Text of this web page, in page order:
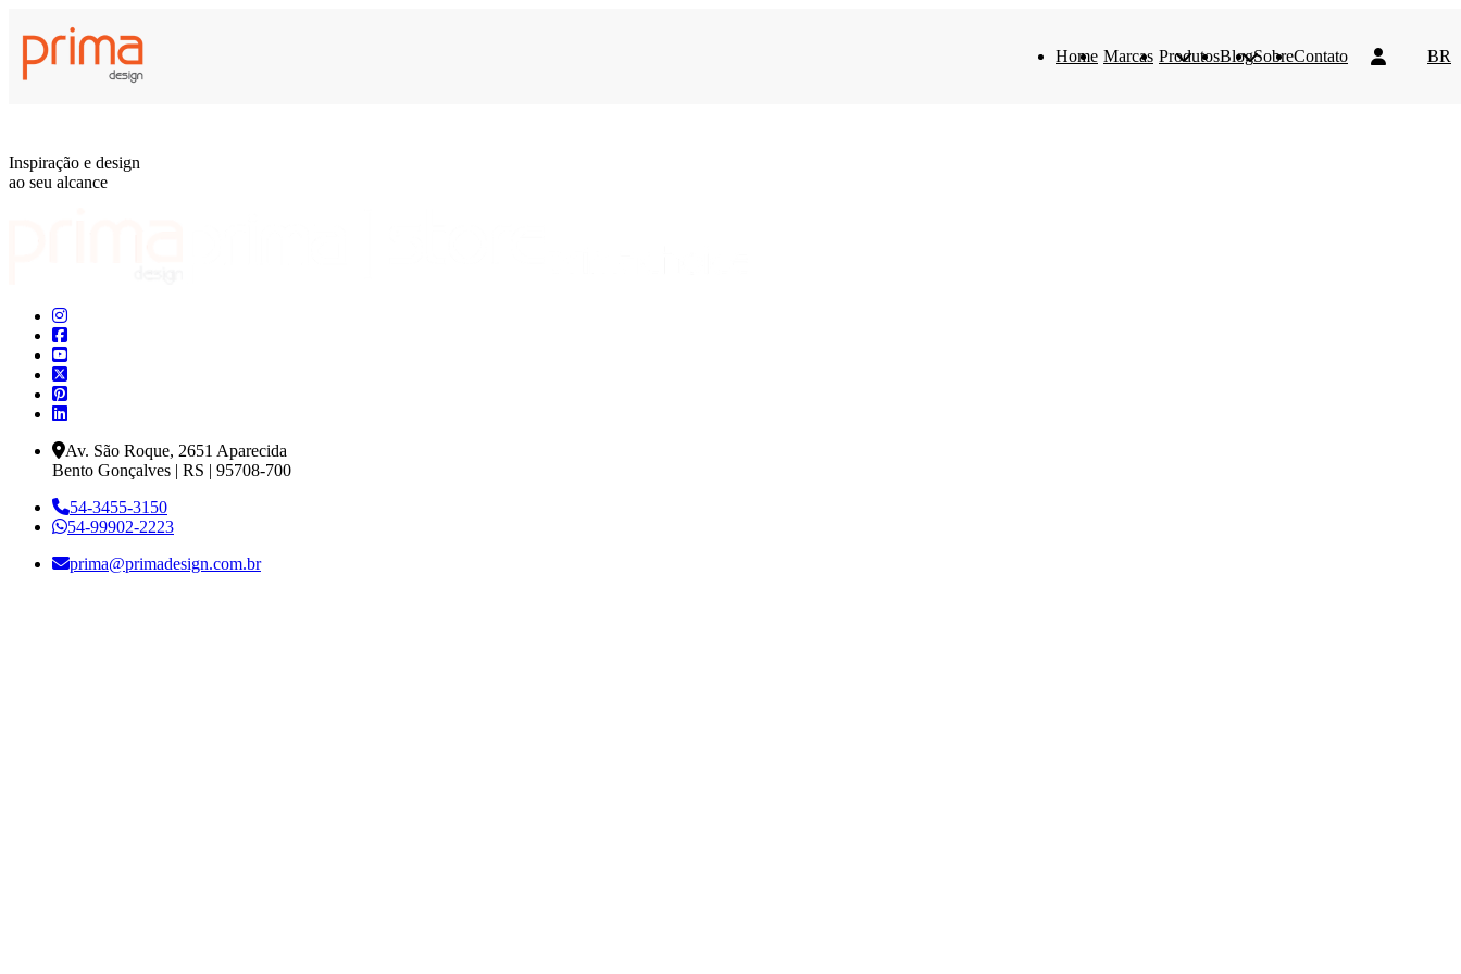
Home Marcas ProdutosBlogSobreContato BR
Inspiração e design
ao seu alcance
Av. São Roque, 2651 Aparecida
Bento Gonçalves | RS | 95708-700
54-3455-3150
54-99902-2223
prima@primadesign.com.br